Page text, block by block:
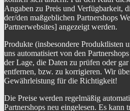
Angaben zu Preis und Verfügbarkeit,
der/den maßgeblichen Partnershops
Partnerwebsites] angezeigt werden.
Produkte (insbesondere Produktlisten
uns automatisiert von den
der Lage, die Daten zu prüfen oder
entfernen, bzw. zu korrigieren. Wir
Gewährleistung für die Richtigkeit!
Die Preise werden regelmäßig
Partnershops neu eingelesen. Es kann